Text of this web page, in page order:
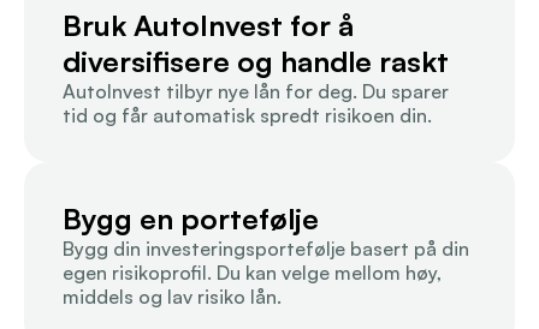
Bruk AutoInvest for å
diversifisere og handle raskt
AutoInvest tilbyr nye lån for deg. Du sparer
tid og får automatisk spredt risikoen din.
Bygg en portefølje
Bygg din investeringsportefølje basert på din
egen risikoprofil. Du kan velge mellom høy,
middels og lav risiko lån.